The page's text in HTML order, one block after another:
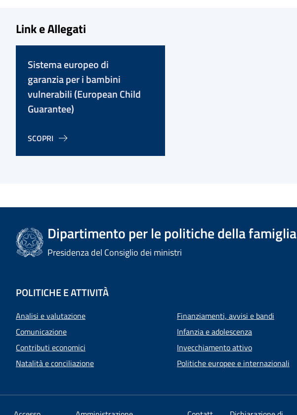
Link e Allegati
Sistema europeo di
garanzia per i bambini
vulnerabili (European Child
Guarantee)
SCOPRI
Dipartimento per le politiche della famiglia
Presidenza del Consiglio dei ministri
POLITICHE E ATTIVITÀ
Analisi e valutazione
Comunicazione
Contributi economici
Natalità e conciliazione
Finanziamenti, avvisi e bandi
Infanzia e adolescenza
Invecchiamento attivo
Politiche europee e internazionali